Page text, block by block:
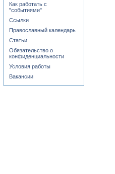
Как работать с
"событиями"
Ссылки
Православный календарь
Статьи
Обязательство о
конфиденциальности
Условия работы
Вакансии